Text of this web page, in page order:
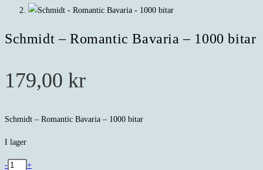
Schmidt – Romantic Bavaria – 1000 bitar
179,00 kr
Schmidt – Romantic Bavaria – 1000 bitar
I lager
Schmidt
- +